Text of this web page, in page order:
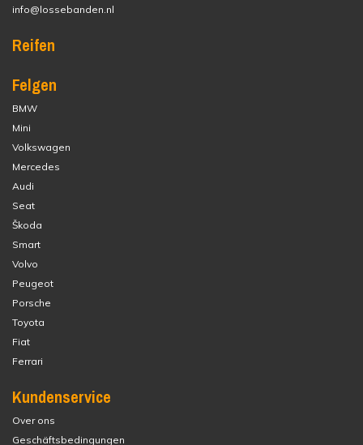
info@lossebanden.nl
Reifen
Felgen
BMW
Mini
Volkswagen
Mercedes
Audi
Seat
Škoda
Smart
Volvo
Peugeot
Porsche
Toyota
Fiat
Ferrari
Kundenservice
Over ons
Geschäftsbedingungen